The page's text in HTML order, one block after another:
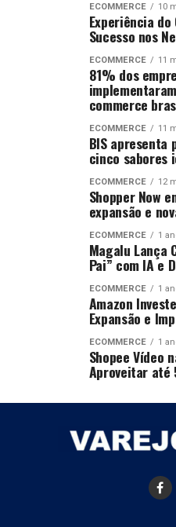
ECOMMERCE 10
Experiência
Sucesso nos
ECOMMERCE 11
81% dos
commerce
ECOMMERCE 11
BIS
cinco sabores
ECOMMERCE 12
Shopper Now
expansão e
ECOMMERCE 1
Magalu Lança
Pai” com IA e
ECOMMERCE 1
Amazon
Expansão e
ECOMMERCE 1
Shopee Vídeo
Aproveitar até